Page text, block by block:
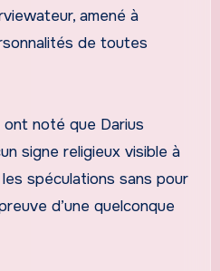
amené à
de toutes
noté que Darius
signe religieux visible à
les spéculations sans pour
d’une quelconque